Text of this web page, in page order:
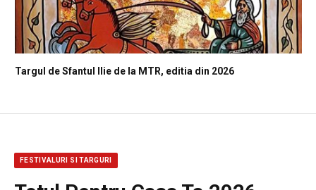
Targul de Sfantul Ilie de la MTR, editia din 2026
FESTIVALURI SI TARGURI